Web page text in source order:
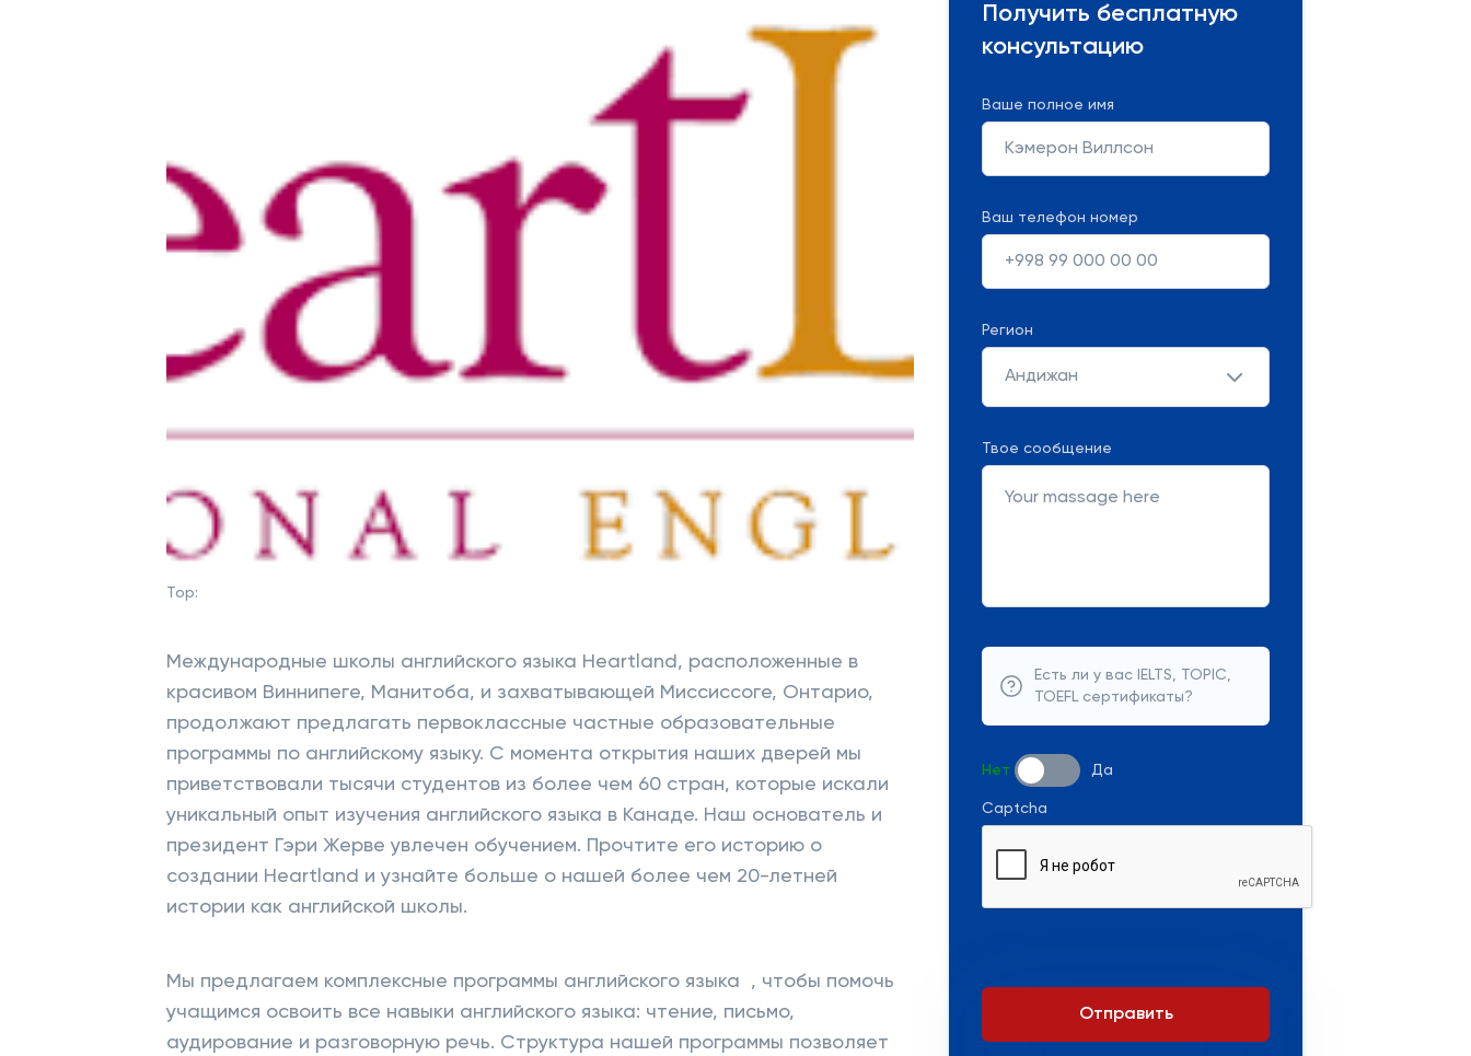
Top:
Международные школы английского языка Heartland, расположенные в
красивом Виннипеге, Манитоба, и захватывающей Миссиссоге, Онтарио,
продолжают предлагать первоклассные частные образовательные
программы по английскому языку. С момента открытия наших дверей мы
приветствовали тысячи студентов из более чем 60 стран, которые искали
уникальный опыт изучения английского языка в Канаде. Наш основатель и
президент Гэри Жерве увлечен обучением. Прочтите его историю о
создании Heartland и узнайте больше о нашей более чем 20-летней
истории как английской школы.
Мы предлагаем комплексные программы английского языка , чтобы помочь
учащимся освоить все навыки английского языка: чтение, письмо,
аудирование и разговорную речь. Структура нашей программы позволяет
Получить бесплатную
консультацию
Ваше полное имя
Ваш телефон номер
Регион
Андижан
Твое сообщение
Есть ли у вас IELTS, TOPIC,
TOEFL сертификаты?
Нет Да
Captcha
Отправить